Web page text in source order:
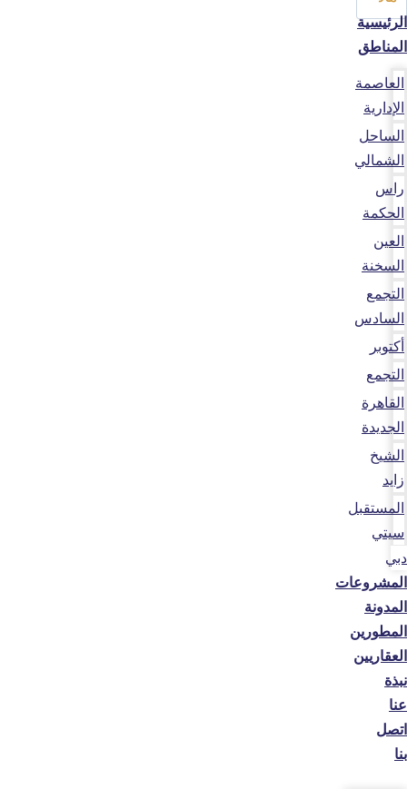
الرئيسية
المناطق
العاصمة
الإدارية
الساحل
الشمالي
راس
الحكمة
العين
السخنة
التجمع
السادس
أكتوبر
التجمع
القاهرة
الجديدة
الشيخ
زايد
المستقبل
سيتي
دبي
المشروعات
المدونة
المطورين
العقاريين
نبذة
عنا
اتصل
بنا